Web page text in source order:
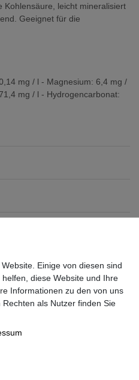
Kohlensäure, leicht mineralisiert
Geeignet für die
mg / l - Magnesium: 6,4 mg /
mg / l - Hydrogencarbonat:
Co. KG, Brunnenstraße 1,
Einige von diesen sind
diese Website und Ihre
Informationen zu den von uns
als Nutzer finden Sie